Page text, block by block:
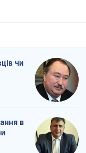
чи
в